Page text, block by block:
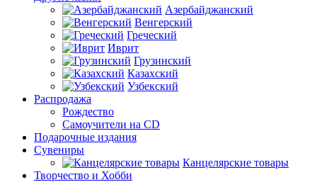
Азербайджанский
Венгерский
Греческий
Иврит
Грузинский
Казахский
Узбекский
Распродажа
Рождество
Самоучители на CD
Подарочные издания
Сувениры
Канцелярские товары
Творчество и Хобби